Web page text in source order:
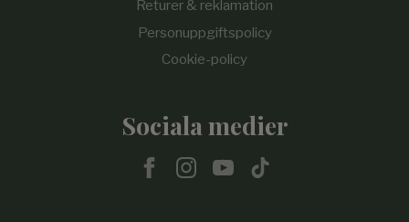
Returer & reklamation
Personuppgiftspolicy
Cookie-policy
Sociala medier